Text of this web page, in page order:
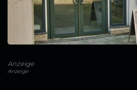
Anzeige
Anzeige